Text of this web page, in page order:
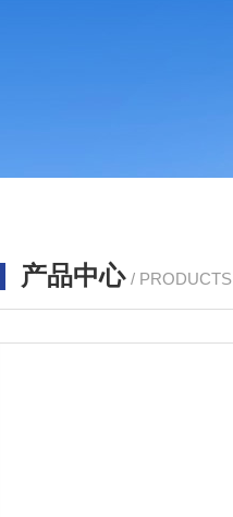
产品中心 / PRODUCTS